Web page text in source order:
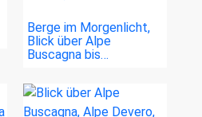
Berge im Morgenlicht,
Blick über Alpe
Buscagna bis…